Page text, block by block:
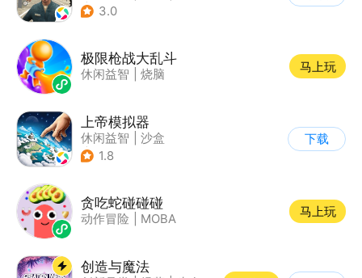
| 建造
3.0
极限枪战大乱斗
休闲益智 烧脑
马上玩
上帝模拟器
休闲益智
沙盒
| 建造模拟
1.8
下载
贪吃蛇碰碰碰
动作冒险 MOBA
马上玩
创造与魔法